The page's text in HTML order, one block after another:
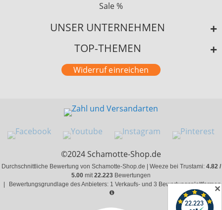
Sale %
UNSER UNTERNEHMEN
TOP-THEMEN
Widerruf einreichen
©2024 Schamotte-Shop.de
Durchschnittliche Bewertung von Schamotte-Shop.de | Weeze bei Trustami: 4.82 /
5.00 mit22.223 Bewertungen
Bewertungsgrundlage des Anbieters: 1 Verkaufs- und 3 Bewertungsplattformen
✕